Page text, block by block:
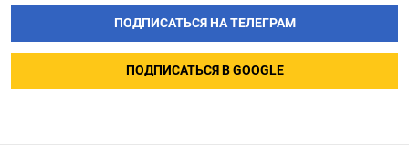
ПОДПИСАТЬСЯ НА ТЕЛЕГРАМ
ПОДПИСАТЬСЯ В GOOGLE